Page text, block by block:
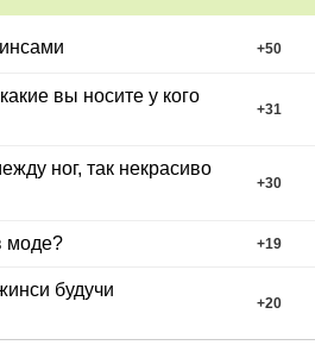
+50
вы носите у кого
+31
ног, так некрасиво
+30
моде? +19
будучи
+20